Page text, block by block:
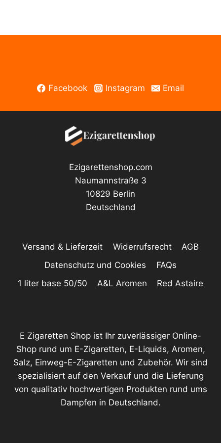
Facebook Instagram Email
Ezigarettenshop.com
Naumannstraße 3
10829 Berlin
Deutschland
Versand & Lieferzeit Widerrufsrecht
AGB
Datenschutz und Cookies
FAQs
1 liter base 50/50
A&L Aromen Red Astaire
E Zigaretten Shop ist Ihr zuverlässiger Online-
Shop rund um E-Zigaretten, E-Liquids, Aromen,
Salz, Einweg-E-Zigaretten und Zubehör. Wir sind
spezialisiert auf den Verkauf und die Lieferung
von qualitativ hochwertigen Produkten rund ums
Dampfen in Deutschland.